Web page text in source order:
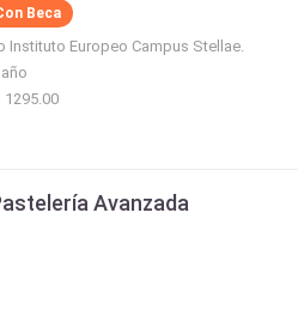
Beca
Instituto Europeo Campus Stellae.
1295.00
Avanzada